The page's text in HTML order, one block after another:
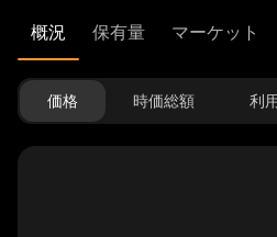
概況 保有量 マーケット
価格 時価総額 利